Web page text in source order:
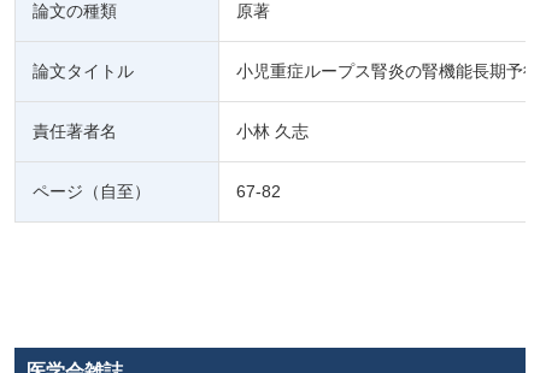
論文の種類 原著
論文タイトル 小児重症ループス腎炎の腎機能長期予
責任著者名 小林 久志
ページ（自至） 67-82